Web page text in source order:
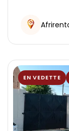
EN VEDETTE